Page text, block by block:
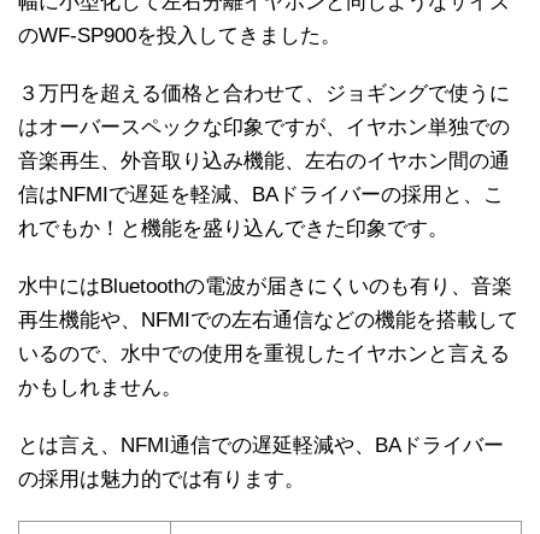
のWF-SP900を投入してきました。
３万円を超える価格と合わせて、ジョギングで使うに
はオーバースペックな印象ですが、イヤホン単独での
音楽再生、外音取り込み機能、左右のイヤホン間の通
信はNFMIで遅延を軽減、BAドライバーの採用と、こ
れでもか！と機能を盛り込んできた印象です。
水中にはBluetoothの電波が届きにくいのも有り、音楽
再生機能や、NFMIでの左右通信などの機能を搭載して
いるので、水中での使用を重視したイヤホンと言える
かもしれません。
とは言え、NFMI通信での遅延軽減や、BAドライバー
の採用は魅力的では有ります。